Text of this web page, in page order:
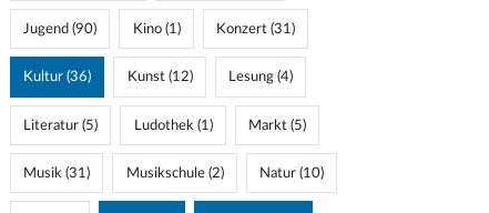
Jugend (90) Kino (1) Konzert (31)
Kultur (36) Kunst (12) Lesung (4)
Literatur (5) Ludothek (1) Markt (5)
Musik (31) Musikschule (2) Natur (10)